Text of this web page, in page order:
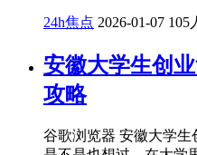
24h焦点 2026-01-07 105
安徽大学生创
攻略
谷歌浏览器 安徽大学